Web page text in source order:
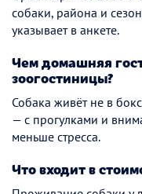
собаки, района и
указывает в анкете.
Чем домашняя
зоогостиницы?
Собака живёт не в
— с прогулками и
меньше стресса.
Что входит в